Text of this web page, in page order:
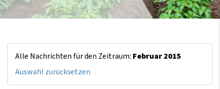
Alle Nachrichten für den Zeitraum: Februar 2015
Auswahl zurücksetzen